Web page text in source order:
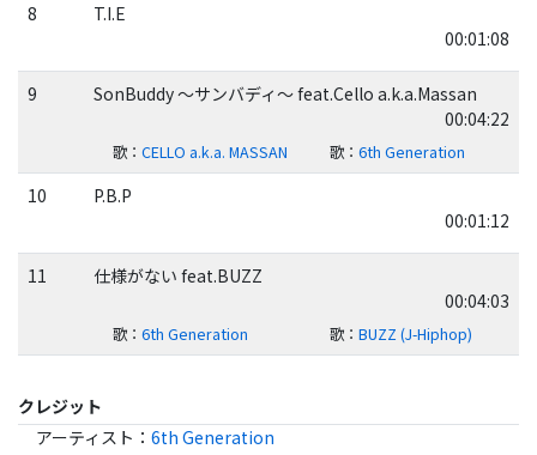
8
T.I.E
00:01:08
9
SonBuddy ～サンバディ～ feat.Cello a.k.a.Massan
00:04:22
歌： CELLO a.k.a. MASSAN 歌： 6th Generation
10
P.B.P
00:01:12
11
仕様がない feat.BUZZ
00:04:03
歌： 6th Generation 歌： BUZZ (J-Hiphop)
クレジット
アーティスト ： 6th Generation